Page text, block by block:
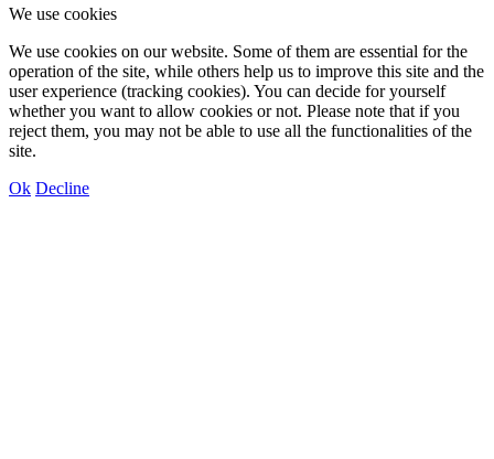
We use cookies
We use cookies on our website. Some of them are essential for the
operation of the site, while others help us to improve this site and the
user experience (tracking cookies). You can decide for yourself
whether you want to allow cookies or not. Please note that if you
reject them, you may not be able to use all the functionalities of the
site.
Ok Decline